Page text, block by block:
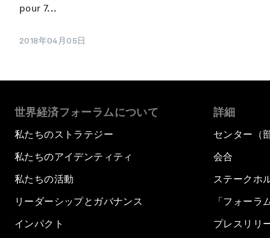
pour 7...
2018年04月05日
世界経済フォーラムについて
私たちのストラテジー
私たちのアイデンティティ
私たちの活動
リーダーシップとガバナンス
インパクト
詳細
センター（
会合
ステークホ
「フォーラ
プレスリリ